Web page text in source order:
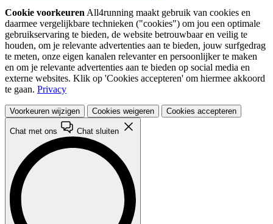
Cookie voorkeuren All4running maakt gebruik van cookies en
daarmee vergelijkbare technieken ("cookies") om jou een optimale
gebruikservaring te bieden, de website betrouwbaar en veilig te
houden, om je relevante advertenties aan te bieden, jouw surfgedrag
te meten, onze eigen kanalen relevanter en persoonlijker te maken
en om je relevante advertenties aan te bieden op social media en
externe websites. Klik op 'Cookies accepteren' om hiermee akkoord
te gaan. Privacy
Voorkeuren wijzigen Cookies weigeren Cookies accepteren
Chat met ons Chat sluiten